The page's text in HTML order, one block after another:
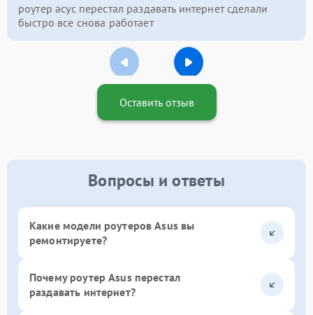
роутер асус перестал раздавать интернет сделали
быстро все снова работает
Оставить отзыв
Вопросы и ответы
Какие модели роутеров Asus вы
ремонтируете?
Почему роутер Asus перестал
раздавать интернет?